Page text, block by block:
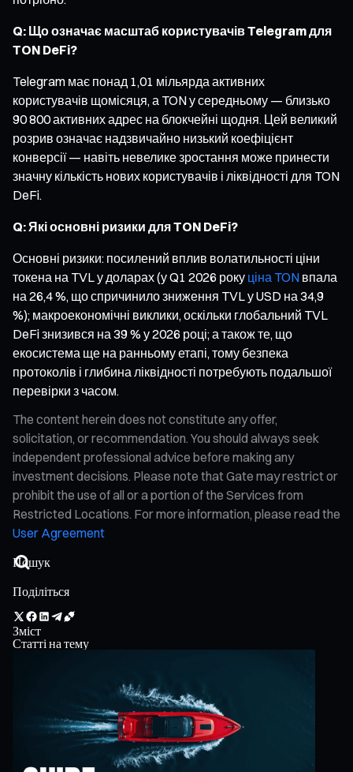
Q: Що означає масштаб користувачів Telegram для
TON DeFi?
Telegram має понад 1,01 мільярда активних
користувачів щомісяця, а TON у середньому — близько
90 800 активних адрес на блокчейні щодня. Цей великий
розрив означає надзвичайно низький коефіцієнт
конверсії — навіть невелике зростання може принести
значну кількість нових користувачів і ліквідності для TON
DeFi.
Q: Які основні ризики для TON DeFi?
Основні ризики: посилений вплив волатильності ціни
токена на TVL у доларах (у Q1 2026 року ціна TON впала
на 26,4 %, що спричинило зниження TVL у USD на 34,9
%); макроекономічні виклики, оскільки глобальний TVL
DeFi знизився на 39 % у 2026 році; а також те, що
екосистема ще на ранньому етапі, тому безпека
протоколів і глибина ліквідності потребують подальшої
перевірки з часом.
The content herein does not constitute any offer,
solicitation, or recommendation. You should always seek
independent professional advice before making any
investment decisions. Please note that Gate may restrict or
prohibit the use of all or a portion of the Services from
Restricted Locations. For more information, please read the
User Agreement
Поділіться
Зміст
Статті на тему